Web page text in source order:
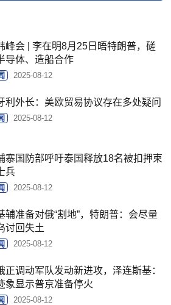
峰会 | 李在明8月25日晤特朗普，磋
导体、造船合作
2025-08-12
利外长：美欧贸易协议存在多处疑问
2025-08-12
寨国防部呼吁泰国释放18名被扣押柬
兵
2025-08-12
辅准备对俄“割地”，特朗普：会尽量
讨回失土
2025-08-12
正调动军队发动新进攻，泽连斯基：
象显示普京准备停火
2025-08-12